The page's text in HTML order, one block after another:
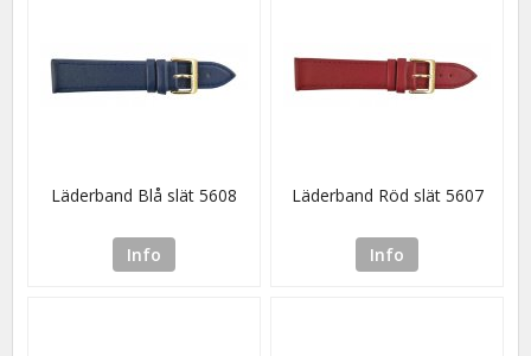
Läderband Blå slät 5608
Info
Läderband Röd slät 5607
Info